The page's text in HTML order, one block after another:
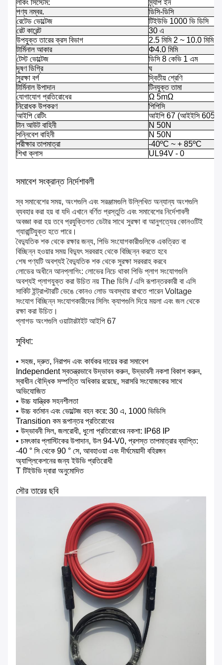
লকিং সিস্টেম:
স্ন্যাপ ইন
পণ্য নম্বর.
ডিসি-ডিসি
রেটেড ভোল্টেজ
টিইউভি 1000 ভি ডিসি
রেট কারেন্ট
30 এ
উপযুক্ত তারের ক্রস বিভাগ
2.5 মিমি 2 ~ 10.0 মিমি
টার্মিনাল আকার
Φ4.0 মিমি
টেস্ট ভোল্টেজ
ডিসি 8 কেভি 1 এম
দূষণ ডিগ্রি
ঘ
সুরক্ষা বর্গ
দ্বিতীয় শ্রেণি
টার্মিনাল উপাদান
টিনযুক্ত তামা
যোগাযোগ প্রতিরোধের
Ω 5mΩ
নিরোধক উপকরণ
পিপিসি
আইপি রেটিং
আইপি 67 (আইইসি
টান আউট বাহিনী
N 50N
সন্নিবেশ বাহিনী
N 50N
পরীক্ষার তাপমাত্রা
-40ºC ~ + 85ºC
শিখা ক্লাস
UL94V - 0
সমাবেশ সংক্রান্ত নির্দেশাবলী
স্ব সমাবেশের সময়, অংশগুলি এবং সরঞ্জামগুলি উল্লিখিত অন্যান্য অংশগুলি
ব্যবহার করা হয় বা যদি এখানে বর্ণিত প্রস্তুতি এবং সমাবেশের নির্দেশাবলী
অবজ্ঞা করা হয় তবে প্রযুক্তিগত ডেটার সাথে সুরক্ষা বা আনুগত্যের কোনওটিই
গ্যারান্টিযুক্ত হতে পারে।
বৈদ্যুতিক শক থেকে রক্ষার জন্য, পিভি সংযোগকারীগুলিকে একত্রিত বা
বিচ্ছিন্ন হওয়ার সময় বিদ্যুৎ সরবরাহ থেকে বিচ্ছিন্ন করতে হবে
শেষ পণ্যটি অবশ্যই বৈদ্যুতিক শক থেকে সুরক্ষা সরবরাহ করবে
লোডের অধীনে আনপ্লাগিং: লোভের নিচে থাকা পিভি প্লাগ সংযোগগুলি
অবশ্যই প্লাগযুক্ত করা উচিত নয় The ডিসি / এসি রূপান্তরকারী বা এসি
সার্কিট ইন্ট্রাপ্টারটি ভেঙে কোনও লোড অবস্থায় রাখতে পারেন Voltage
সংযোগ বিচ্ছিন্ন সংযোগকারীদের সিলিং ক্যাপগুলি দিয়ে ময়লা এবং জল থেকে
রক্ষা করা উচিত।
প্লাগড অংশগুলি ওয়াটারটাইট আইপি 67
সুবিধা:
• সহজ, দ্রুত, নিরাপদ এবং কার্যকর দায়ের করা সমাবেশ
Independent স্বতন্ত্রভাবে উদ্ভাবন করুন, উদ্ভাবনী নকশা বিকাশ করুন,
স্বাধীন বৌদ্ধিক সম্পত্তি অধিকার রয়েছে, সরাসরি সংযোজকের সাথে
অভিযোজিত
• উচ্চ যান্ত্রিক সহনশীলতা
• উচ্চ বর্তমান এবং ভোল্টেজ বহন করে: 30 এ, 1000 ভিডিসি
Transition কম রূপান্তর প্রতিরোধের
• উদ্ভাবনী সিল, জলরোধী, ধুলো প্রতিরোধের নকশা: IP68 IP
• চমৎকার প্লাস্টিকের উপাদান, উল 94-V0, প্রশস্ত তাপমাত্রার ব্যাপ্তি:
-40 ° সি থেকে 90 ° সে, আবহাওয়া এবং দীর্ঘমেয়াদী বহিরঙ্গন
অ্যাপ্লিকেশনের জন্য ইউভি প্রতিরোধী
T টিইউভি দ্বারা অনুমোদিত
সৌর তারের ছবি